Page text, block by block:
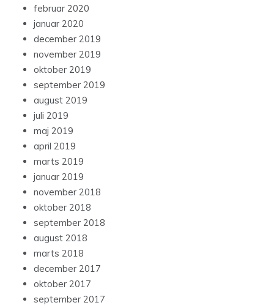
februar 2020
januar 2020
december 2019
november 2019
oktober 2019
september 2019
august 2019
juli 2019
maj 2019
april 2019
marts 2019
januar 2019
november 2018
oktober 2018
september 2018
august 2018
marts 2018
december 2017
oktober 2017
september 2017